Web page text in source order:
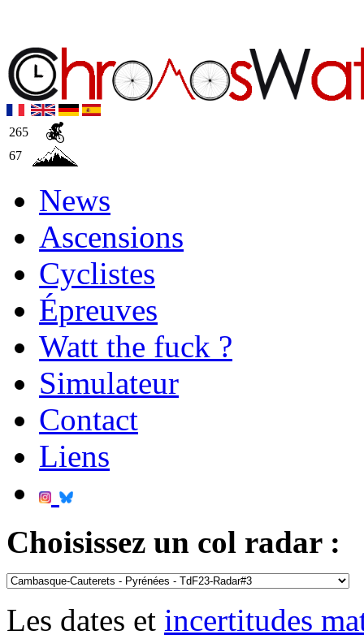
265
67
News
Ascensions
Cyclistes
Épreuves
Watt the fuck ?
Simulateur
Contact
Liens
Choisissez un col radar :
Les dates et incertitudes